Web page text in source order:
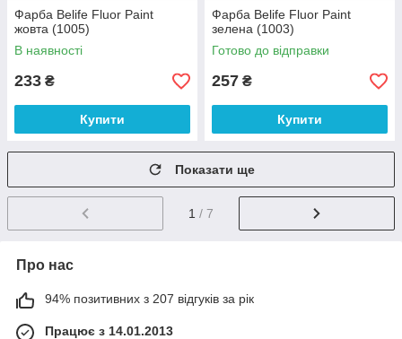
Фарба Belife Fluor Paint
жовта (1005)
В наявності
233 ₴
Купити
Фарба Belife Fluor Paint
зелена (1003)
Готово до відправки
257 ₴
Купити
Показати ще
1 / 7
Про нас
94% позитивних з 207 відгуків за рік
Працює з 14.01.2013